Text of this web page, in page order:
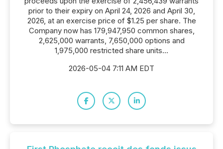
prior to their expiry on April 24, 2026 and April 30,
2026, at an exercise price of $1.25 per share. The
Company now has 179,947,950 common shares,
2,625,000 warrants, 7,650,000 options and
1,975,000 restricted share units...
2026-05-04 7:11 AM EDT